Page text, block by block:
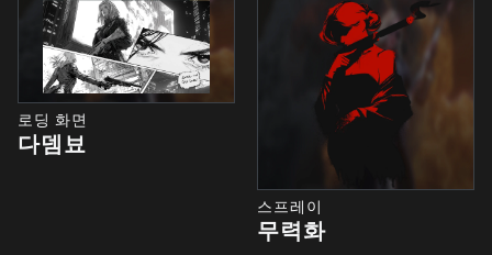
로딩 화면
다뎀뵤
스프레이
무력화